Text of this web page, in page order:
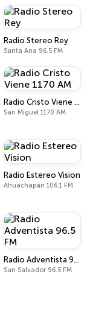
Radio Stereo Rey
Santa Ana 96.5 FM
Radio Cristo Viene 1170 AM
San Miguel 1170 AM
Radio Estereo Vision
Ahuachapán 106.1 FM
Radio Adventista 96.5 FM
San Salvador 96.5 FM